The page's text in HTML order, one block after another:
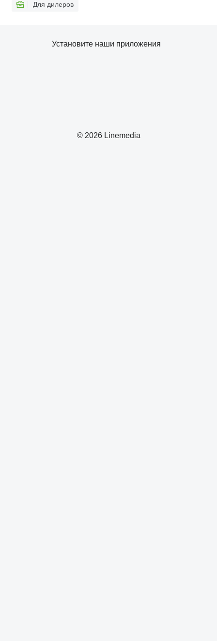
Для дилеров
© 2026 Linemedia
Установите наши приложения